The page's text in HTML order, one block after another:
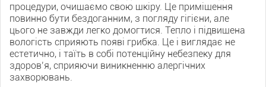
процедури, очищаємо свою шкіру. Це приміщення
повинно бути бездоганним, з погляду гігієни, але
цього не завжди легко домогтися. Тепло і підвищена
вологість сприяють появі грибка. Це і виглядає не
естетично, і таїть в собі потенційну небезпеку для
здоров’я, сприяючи виникненню алергічних
захворювань.